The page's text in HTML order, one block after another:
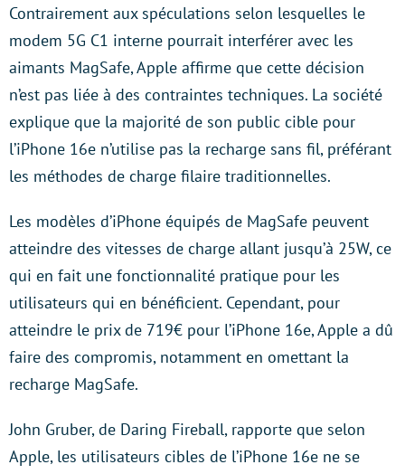
Contrairement aux spéculations selon lesquelles le
modem 5G C1 interne pourrait interférer avec les
aimants MagSafe, Apple affirme que cette décision
n’est pas liée à des contraintes techniques. La société
explique que la majorité de son public cible pour
l’iPhone 16e n’utilise pas la recharge sans fil, préférant
les méthodes de charge filaire traditionnelles.
Les modèles d’iPhone équipés de MagSafe peuvent
atteindre des vitesses de charge allant jusqu’à 25W, ce
qui en fait une fonctionnalité pratique pour les
utilisateurs qui en bénéficient. Cependant, pour
atteindre le prix de 719€ pour l’iPhone 16e, Apple a dû
faire des compromis, notamment en omettant la
recharge MagSafe.
John Gruber, de Daring Fireball, rapporte que selon
Apple, les utilisateurs cibles de l’iPhone 16e ne se